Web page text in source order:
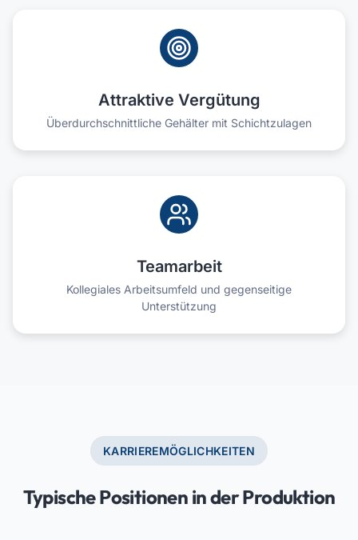
Attraktive Vergütung
Überdurchschnittliche Gehälter mit Schichtzulagen
Teamarbeit
Kollegiales Arbeitsumfeld und gegenseitige
Unterstützung
KARRIEREMÖGLICHKEITEN
Typische Positionen in der Produktion